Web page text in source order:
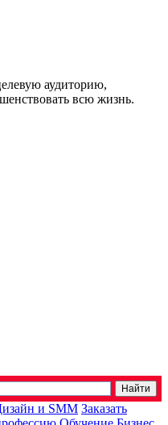
аудиторию,
всю жизнь.
и SMM Заказать